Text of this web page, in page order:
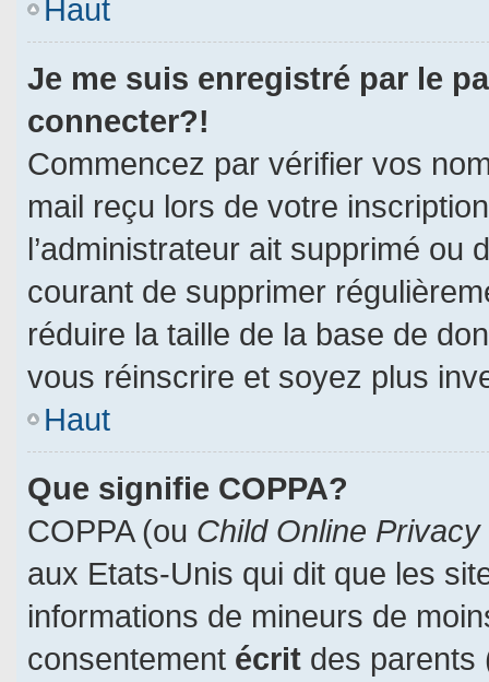
Haut
Je me suis enregistré par le
connecter?!
Commencez par vérifier vos
mail reçu lors de votre
l’administrateur ait supprimé ou
courant de supprimer
réduire la taille de la base de
vous réinscrire et soyez plus
Haut
Que signifie COPPA?
COPPA (ou Child Online
aux Etats-Unis qui dit que les
informations de mineurs de
consentement écrit des parents